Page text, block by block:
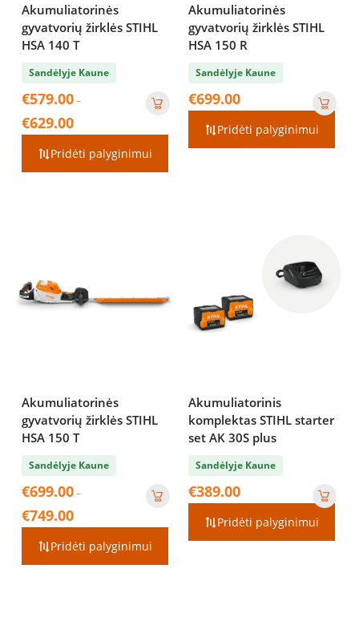
Akumuliatorinės
gyvatvorių žirklės STIHL
HSA 140 T
Sandėlyje Kaune
€579.00–
€629.00Price
range:
€579.00
Pridėti palyginimui
Akumuliatorinės
gyvatvorių žirklės STIHL
HSA 150 R
Sandėlyje Kaune
€699.00
Pridėti palyginimui
Akumuliatorinės
gyvatvorių žirklės STIHL
HSA 150 T
Sandėlyje Kaune
€699.00–
€749.00Price
range:
€699.00
Pridėti palyginimui
Akumuliatorinis
komplektas STIHL starter
set AK 30S plus
Sandėlyje Kaune
€389.00
Pridėti palyginimui